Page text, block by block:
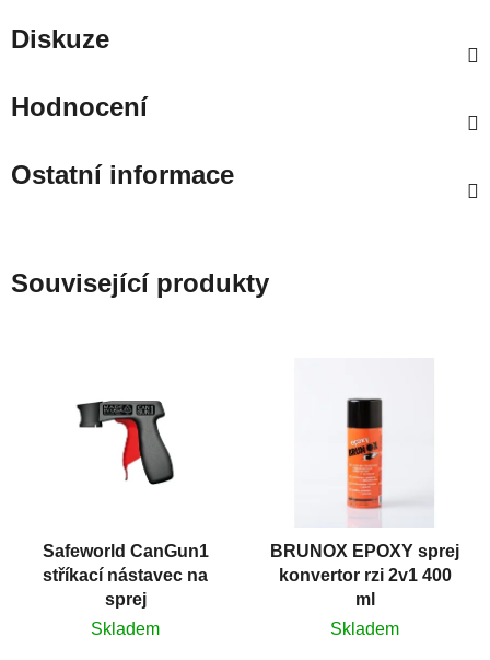
Diskuze
Hodnocení
Ostatní informace
Související produkty
Safeworld CanGun1
stříkací nástavec na
sprej
Skladem
BRUNOX EPOXY sprej
konvertor rzi 2v1 400
ml
Skladem